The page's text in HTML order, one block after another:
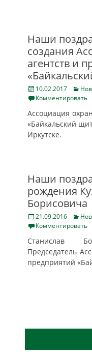
Наши
создания
агентств и
Posted
on
10.02.2017
Комментировать
Ассоциация
«Байкальский
Иркутске.
Наши
рождения
Борисовича
Posted
on
21.09.2016
Комментировать
Станислав
Председатель
предприятий